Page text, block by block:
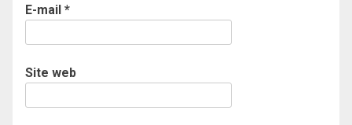
E-mail *
Site web